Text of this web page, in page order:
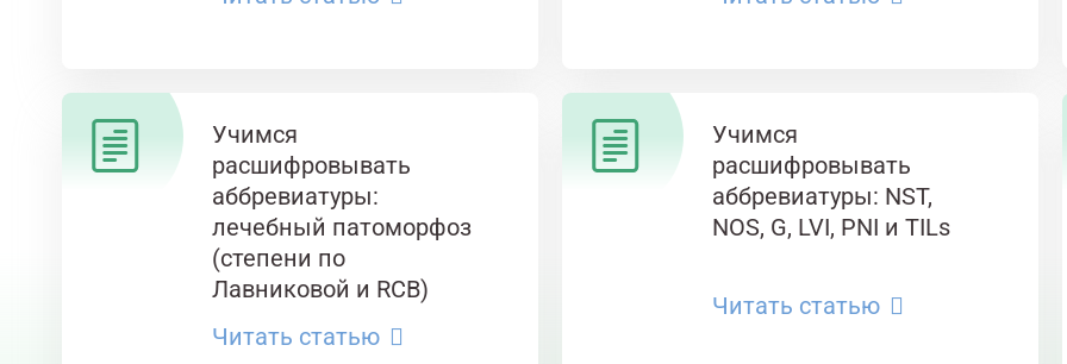
Учимся
расшифровывать
аббревиатуры:
лечебный патоморфоз
(степени по
Лавниковой и RCB)
Читать статью
Учимся
расшифровывать
аббревиатуры: NST,
NOS, G, LVI, PNI и TILs
Читать статью